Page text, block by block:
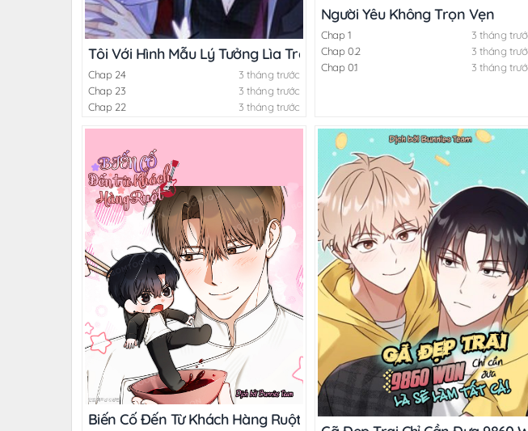
Tôi Với Hình Mẫu Lý Tưởng Lìa Trần Rồi!
Chap 24
3 tháng trước
Chap 23
3 tháng trước
Chap 22
3 tháng trước
Người Yêu Không Trọn Vẹn
Chap 1
3 tháng
Chap 0.2
3 tháng
Chap 0.1
3 tháng
Biến Cố Đến Từ Khách Hàng Ruột